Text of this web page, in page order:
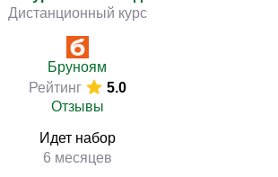
Дистанционный курс
Бруноям
Рейтинг
5.0
Отзывы
Идет набор
6 месяцев